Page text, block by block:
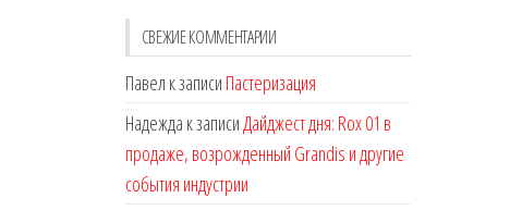
СВЕЖИЕ КОММЕНТАРИИ
Павел к записи Пастеризация
Надежда к записиДайджест дня: Rox 01 в
продаже, возрожденный Grandis и другие
события индустрии